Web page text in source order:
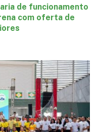
de funcionamento
com oferta de